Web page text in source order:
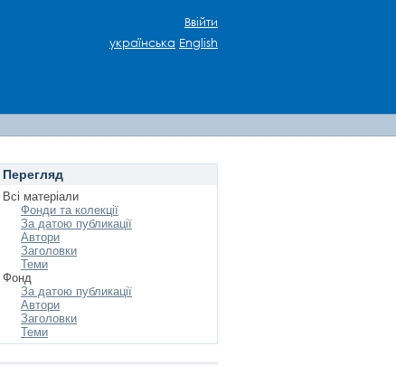
Ввійти
українська English
Перегляд
Всі матеріали
Фонди та колекції
За датою публикації
Автори
Заголовки
Теми
Фонд
За датою публикації
Автори
Заголовки
Теми